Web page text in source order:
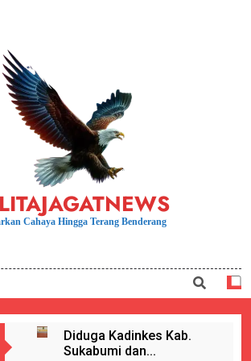
Cahaya Hingga Terang Benderang
Diduga Kadinkes Kab.
Sukabumi dan